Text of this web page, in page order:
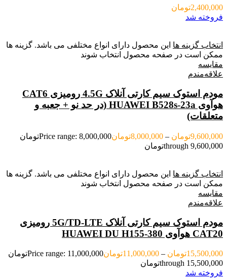
2,400,000تومان
فروخته شد
انتخاب گزینه ها این محصول دارای انواع مختلفی می باشد. گزینه ها
ممکن است در صفحه محصول انتخاب شوند
مقایسه
علاقه‌مندم
مودم استوک سیم کارتی آنلاک 4.5G رومیزی CAT6
هوآوی HUAWEI B528s-23a (در حد نو + جعبه و
متعلقات)
9,600,000تومان –
8,000,000تومان
Price range: 8,000,000تومان
through 9,600,000تومان
انتخاب گزینه ها این محصول دارای انواع مختلفی می باشد. گزینه ها
ممکن است در صفحه محصول انتخاب شوند
مقایسه
علاقه‌مندم
مودم استوک سیم کارتی آنلاک 5G/TD-LTE رومیزی
CAT20 هوآوی HUAWEI DU H155-380
15,500,000تومان –
11,000,000تومان
Price range: 11,000,000تومان
through 15,500,000تومان
فروخته شد